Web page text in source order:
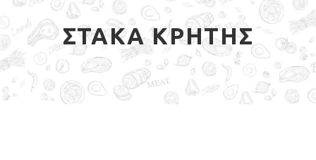
ΣΤΆΚΑ ΚΡΉΤΗΣ